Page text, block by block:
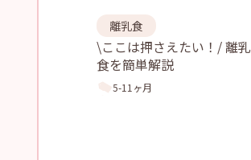
離乳食
\ここは押さえたい！/ 離乳
食を簡単解説
5-11ヶ月